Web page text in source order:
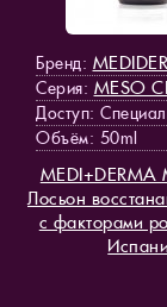
Бренд:
Серия: MESO
Доступ:
Объём: 50ml
MEDI+DERMA
Лосьон
с факторами